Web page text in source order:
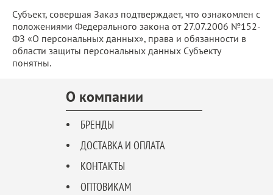
Субъект, совершая Заказ подтверждает, что ознакомлен с
положениями Федерального закона от 27.07.2006 №152-
ФЗ «О персональных данных», права и обязанности в
области защиты персональных данных Субъекту
понятны.
О компании
БРЕНДЫ
ДОСТАВКА И ОПЛАТА
КОНТАКТЫ
ОПТОВИКАМ